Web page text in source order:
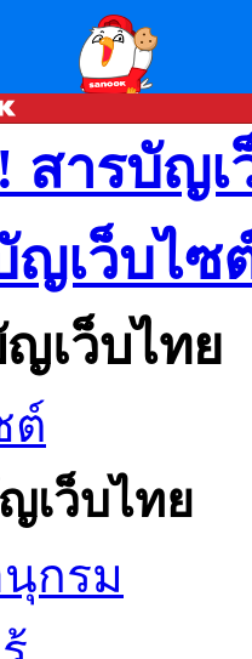
สารบัญเ
ญเว็บไ
เว็บไทย
ต์
เว็บไทย
กรม